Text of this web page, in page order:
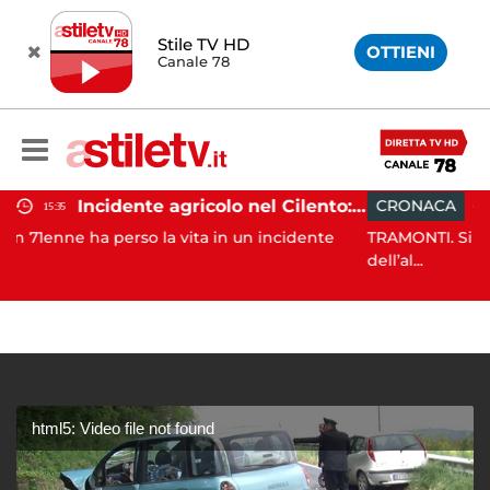
Stile TV HD
Canale 78 OTTIENI
Incidente agricolo nel Cilento: trattore si ribalta, muore 71enne
la vita in un incidente
CRONACA 15:14
TRAMONTI. Si è conclusa con
html5: Video file not found